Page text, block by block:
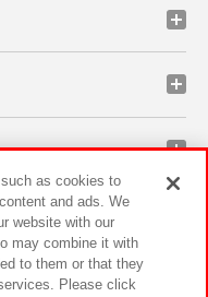
as cookies to
and ads. We
website with our
may combine it with
to them or that they
Please click